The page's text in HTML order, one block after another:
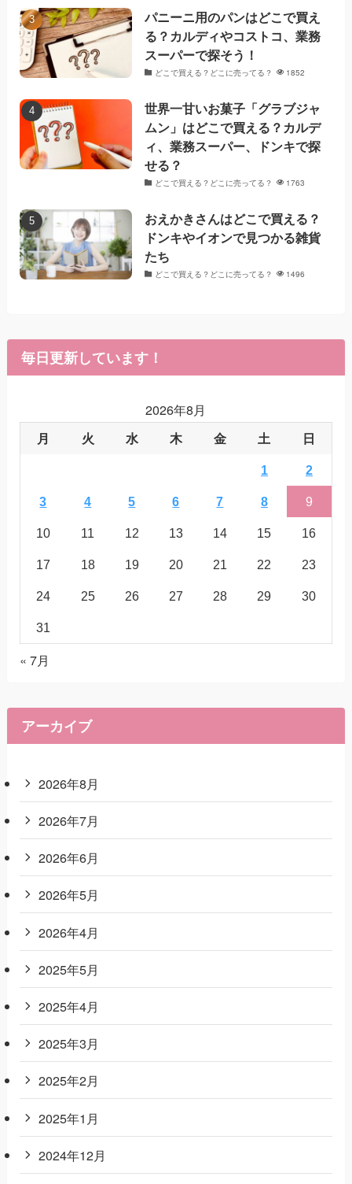
パニーニ用のパンはどこで買え
る？カルディやコストコ、業務
スーパーで探そう！
どこで買える？どこに売ってる？ 1852
世界一甘いお菓子「グラブジャ
ムン」はどこで買える？カルデ
ィ、業務スーパー、ドンキで探
せる？
どこで買える？どこに売ってる？ 1763
おえかきさんはどこで買える？
ドンキやイオンで見つかる雑貨
たち
どこで買える？どこに売ってる？ 1496
毎日更新しています！
2026年8月
月 火 水 木 金 土 日
1 2
3 4 5 6 7 8 9
10 11 12 13 14 15 16
17 18 19 20 21 22 23
24 25 26 27 28 29 30
31
« 7月
アーカイブ
2026年8月
2026年7月
2026年6月
2026年5月
2026年4月
2025年5月
2025年4月
2025年3月
2025年2月
2025年1月
2024年12月